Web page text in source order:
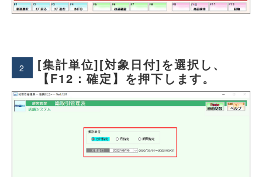
2
[集計単位][対象日付]を選択し、
【F12：確定】を押下します。